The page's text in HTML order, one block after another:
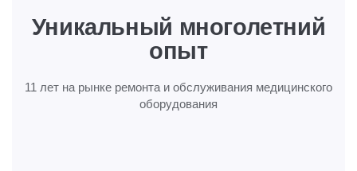
Уникальный многолетний
опыт
11 лет на рынке ремонта и обслуживания медицинского
оборудования